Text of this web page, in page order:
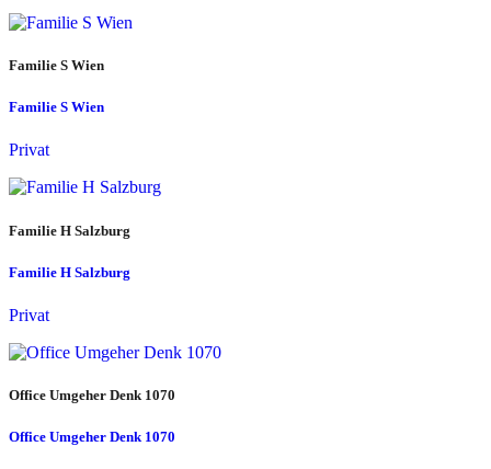
Familie S Wien
Familie S Wien
Privat
Familie H Salzburg
Familie H Salzburg
Privat
Office Umgeher Denk 1070
Office Umgeher Denk 1070